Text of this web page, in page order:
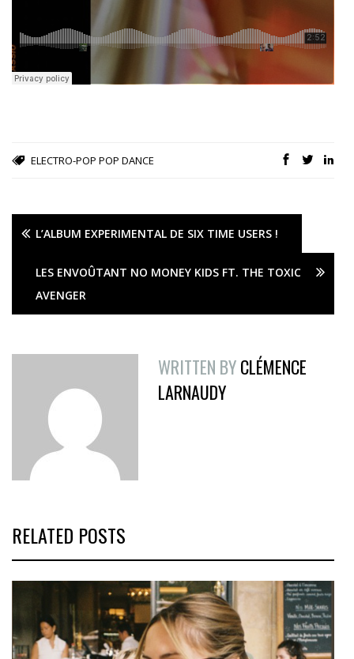
ELECTRO-POP POP DANCE
L’ALBUM EXPERIMENTAL DE SIX TIME USERS !
LES ENVOÛTANT NO MONEY KIDS FT. THE TOXIC
AVENGER
WRITTEN BYCLÉMENCE
LARNAUDY
RELATED POSTS